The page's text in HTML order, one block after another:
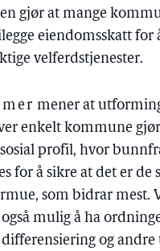
gjør at mange
eiendomsskatt for
velferdstjenester.
mener at
enkelt kommune
profil, hvor
for å sikre at det er de
som bidrar mest.
mulig å ha
og